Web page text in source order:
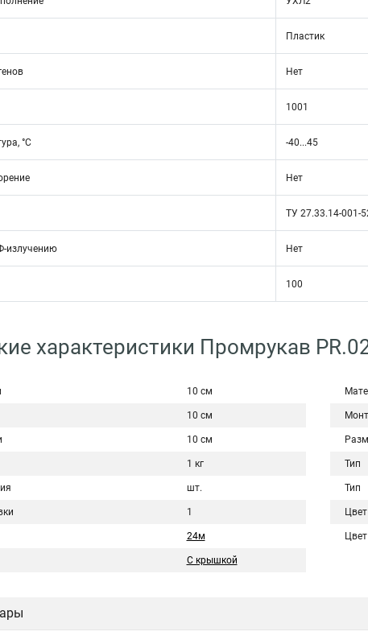
Пластик
Нет
1001
°C -40...45
Нет
ТУ 27.33.14-001-
излучению Нет
100
характеристики Промрукав
10 см
10 см
10 см
1 кг
шт.
1
24м
С крышкой
Тип
Тип
Цвет
Цвет